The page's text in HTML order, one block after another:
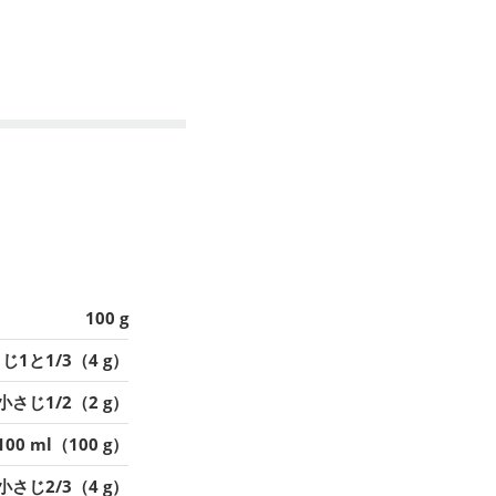
100 g
1と1/3（4 g）
さじ1/2（2 g）
ml（100 g）
さじ2/3（4 g）